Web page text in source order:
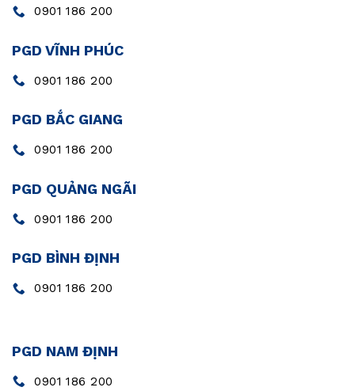
0901 186 200
PGD VĨNH PHÚC
0901 186 200
PGD BẮC GIANG
0901 186 200
PGD QUẢNG NGÃI
0901 186 200
PGD BÌNH ĐỊNH
0901 186 200
PGD NAM ĐỊNH
0901 186 200